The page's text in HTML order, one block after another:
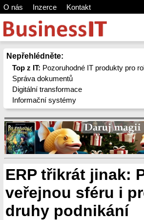
O nás Inzerce Kontakt
Nepřehlédněte:
Top z IT: Pozoruhodné IT produkty pro
Správa dokumentů
Digitální transformace
Informační systémy
ERP třikrát jinak:
veřejnou sféru i
druhy podnikání